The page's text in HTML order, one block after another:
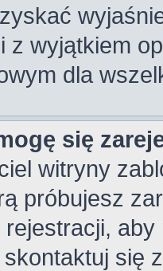
z wyjątkiem
dla
się
witryny
próbujesz
się